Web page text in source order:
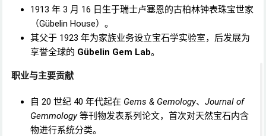
1913 年 3 月 16 日生于瑞士卢塞恩的古柏林钟表珠宝世家
（Gübelin House）。
其父于 1923 年为家族业务设立宝石学实验室，后发展为
享誉全球的 Gübelin Gem Lab。
职业与主要贡献
自 20 世纪 40 年代起在 Gems & Gemology、 Journal of
Gemmology等刊物发表系列论文，首次对天然宝石内含
物进行系统分类。